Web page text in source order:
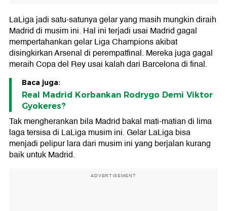
LaLiga jadi satu-satunya gelar yang masih mungkin diraih
Madrid di musim ini. Hal ini terjadi usai Madrid gagal
mempertahankan gelar Liga Champions akibat
disingkirkan Arsenal di perempatfinal. Mereka juga gagal
meraih Copa del Rey usai kalah dari Barcelona di final.
Baca juga:
Real Madrid Korbankan Rodrygo Demi Viktor
Gyokeres?
Tak mengherankan bila Madrid bakal mati-matian di lima
laga tersisa di LaLiga musim ini. Gelar LaLiga bisa
menjadi pelipur lara dari musim ini yang berjalan kurang
baik untuk Madrid.
ADVERTISEMENT